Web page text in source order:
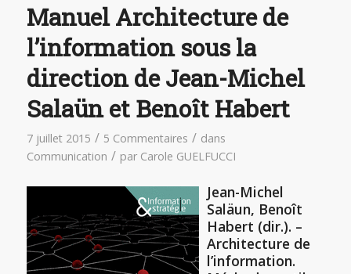
Manuel Architecture de
l’information sous la
direction de Jean-Michel
Salaün et Benoît Habert
7 juillet 2015 / 5 Commentaires / dans
Communication / par Carole GUELFUCCI
Jean-Michel
Saläun, Benoît
Habert (dir.). –
Architecture de
l’information.